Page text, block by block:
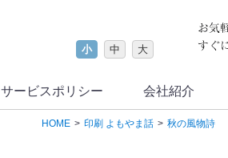
サービスポリシー 会社紹介
小 中 大
HOME 印刷 よもやま話 秋の風物詩